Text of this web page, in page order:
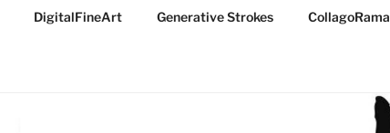
DigitalFineArt Generative Strokes CollagoRama